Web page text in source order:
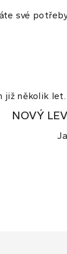
své potřeby
již několik let.
NOVÝ